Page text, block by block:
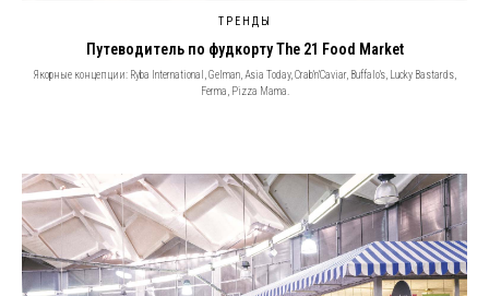
ТРЕНДЫ
Путеводитель по фудкорту The 21 Food Market
Якорные концепции: Ryba International, Gelman, Asia Today, Crab’n’Caviar, Buffalo’s, Lucky Bastards,
Ferma, Pizza Mama.